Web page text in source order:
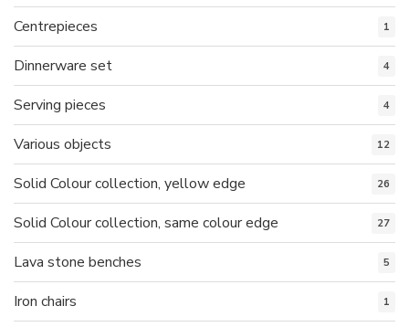
Centrepieces 1
Dinnerware set 4
Serving pieces 4
Various objects 12
Solid Colour collection, yellow edge 26
Solid Colour collection, same colour edge 27
Lava stone benches 5
Iron chairs 1